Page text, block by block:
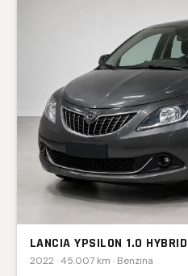
LANCIA YPSILON 1.0
2022 · 45.007 km · Benzina